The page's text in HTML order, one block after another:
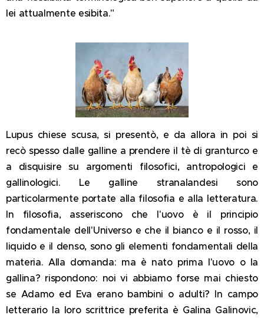
lei attualmente esibita."
Lupus chiese scusa, si presentò, e da allora in poi si
recò spesso dalle galline a prendere il tè di granturco e
a disquisire su argomenti filosofici, antropologici e
gallinologici. Le galline stranalandesi sono
particolarmente portate alla filosofia e alla letteratura.
In filosofia, asseriscono che l'uovo è il principio
fondamentale dell'Universo e che il bianco e il rosso, il
liquido e il denso, sono gli elementi fondamentali della
materia. Alla domanda: ma è nato prima l'uovo o la
gallina? rispondono: noi vi abbiamo forse mai chiesto
se Adamo ed Eva erano bambini o adulti? In campo
letterario la loro scrittrice preferita è Galina Galinovic,